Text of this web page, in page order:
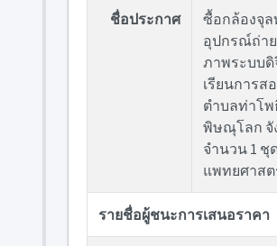
ชื่อประกาศ
ซื้อกล้องจุ
อุปกรณ์ถ่า
ภาพระบบ
เรียนการส
ตำบลท่าโพ
พิษณุโลก
จำนวน 1
แพทยศาสต
รายชื่อผู้ชนะการเสนอราคา